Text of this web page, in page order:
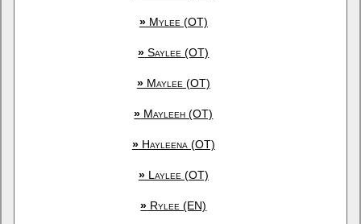
»Mylee (OT)
» Saylee (OT)
»Maylee (OT)
» Mayleeh (OT)
»Hayleena (OT)
»Laylee (OT)
» Rylee (EN)